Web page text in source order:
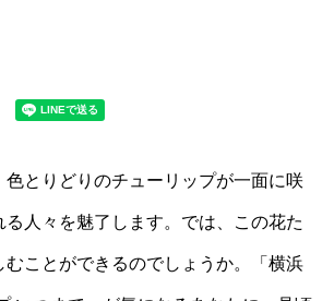
色とりどりのチューリップが一面に咲
る人々を魅了します。では、この花た
むことができるのでしょうか。「横浜